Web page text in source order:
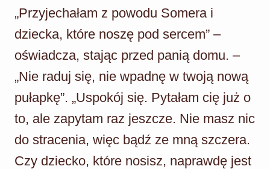
„Przyjechałam z powodu Somera i
dziecka, które noszę pod sercem” –
oświadcza, stając przed panią domu. –
„Nie raduj się, nie wpadnę w twoją nową
pułapkę”. „Uspokój się. Pytałam cię już o
to, ale zapytam raz jeszcze. Nie masz nic
do stracenia, więc bądź ze mną szczera.
Czy dziecko, które nosisz, naprawdę jest